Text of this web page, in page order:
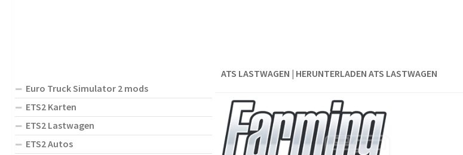
ATS LASTWAGEN | HERUNTERLADEN ATS LASTWAGEN
Euro Truck Simulator 2 mods
ETS2 Karten
ETS2 Lastwagen
ETS2 Autos